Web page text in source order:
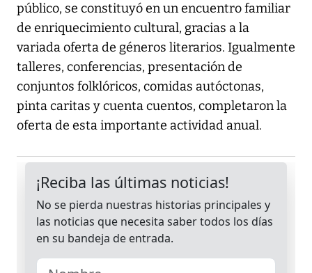
público, se constituyó en un encuentro familiar
de enriquecimiento cultural, gracias a la
variada oferta de géneros literarios. Igualmente
talleres, conferencias, presentación de
conjuntos folklóricos, comidas autóctonas,
pinta caritas y cuenta cuentos, completaron la
oferta de esta importante actividad anual.